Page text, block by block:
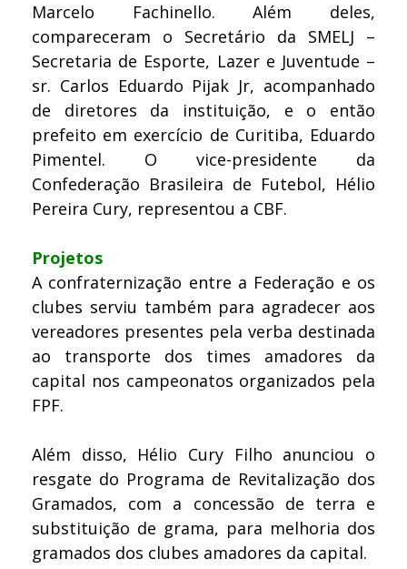
Marcelo Fachinello. Além deles,
compareceram o Secretário da SMELJ –
Secretaria de Esporte, Lazer e Juventude –
sr. Carlos Eduardo Pijak Jr, acompanhado
de diretores da instituição, e o então
prefeito em exercício de Curitiba, Eduardo
Pimentel. O vice-presidente da
Confederação Brasileira de Futebol, Hélio
Pereira Cury, representou a CBF.
Projetos
A confraternização entre a Federação e os
clubes serviu também para agradecer aos
vereadores presentes pela verba destinada
ao transporte dos times amadores da
capital nos campeonatos organizados pela
FPF.
Além disso, Hélio Cury Filho anunciou o
resgate do Programa de Revitalização dos
Gramados, com a concessão de terra e
substituição de grama, para melhoria dos
gramados dos clubes amadores da capital.